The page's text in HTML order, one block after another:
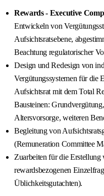
Rewards - Executive
Entwickeln von
Aufsichtsratsebene,
Beachtung regulatorischer
Design und Redesign von
Vergütungssystemen für die
Aufsichtsrat mit dem Total
Bausteinen:
Altersvorsorge, weiteren
Begleitung von
(Remuneration Committee
Zuarbeiten für die Erstellung
rewardsbezogenen
Üblichkeitsgutachten).